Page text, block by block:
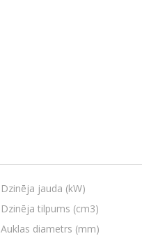
Dzinēja jauda (kW)
Dzinēja tilpums (cm3)
Auklas diametrs (mm)